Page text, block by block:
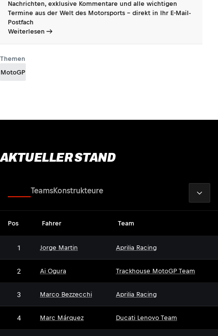
Nachrichten, exklusive Kommentare und alle wichtigen
Termine aus der Welt des Motorsports - direkt in Ihr E-Mail-
Postfach
Weiterlesen
Themen
MotoGP
AKTUELLER STAND
TeamsKonstrukteure
Pos Fahrer Team
1 Jorge Martin Aprilia Racing
2 Ai Ogura Trackhouse MotoGP Team
3 Marco Bezzecchi Aprilia Racing
4 Marc Márquez Ducati Lenovo Team